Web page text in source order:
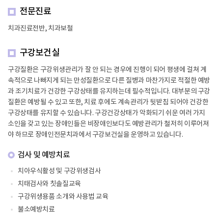
전문진료
치과진료전반, 치과보철
구강보건실
구강질환은 구강위생관리가 잘 안 되는 경우에 진행이 되어 평생에 걸쳐 계
속적으로 나빠지게 되는 만성질환으로 다른 질병과 마찬가지로 적절한 예방
과 조기치료가 건강한 구강상태를 유지하는데 필수적입니다. 대부분의 구강
질환은 예방될 수 있고 또한, 치료 후에도 계속관리가 뒷받침 되어야 건강한
구강상태를 유지할 수 있습니다. 구강건강상태가 악화되기 쉬운 여러 가지
소인을 갖고 있는 장애인들은 비장애인보다도 예방관리가 철저히 이루어져
야 하므로 장애인전문치과에서 구강보건실을 운영하고 있습니다.
검사 및 예방치료
치아우식활성 및 구강위생검사
치태검사와 칫솔질교육
구강위생용품 소개와 사용법 교육
불소예방치료